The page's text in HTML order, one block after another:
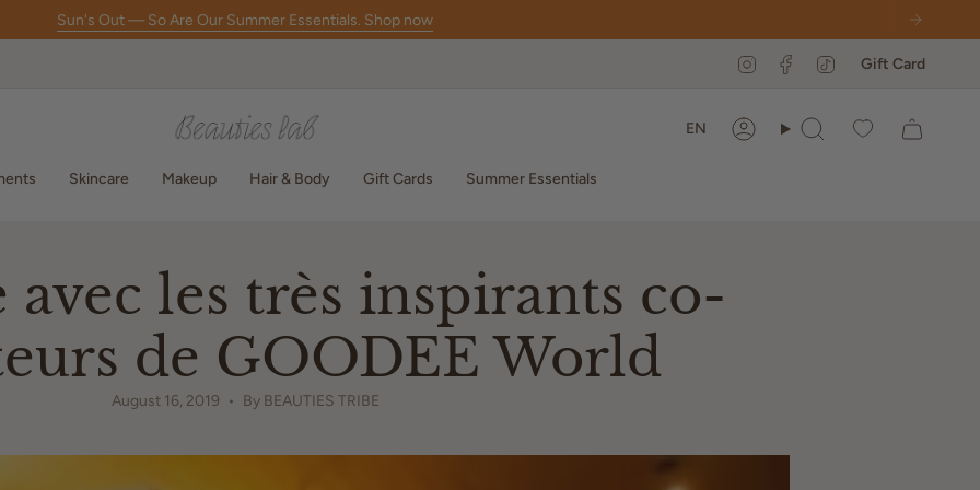
Sun's Out — So Are Our Summer Essentials. Shop now
InstagramFacebook
TikTok
Gift Card
Language
EN AccountSearch
Skincare Makeup Hair & Body Gift Cards Summer Essentials
avec les très inspirants co-
de GOODEE World
August 16, 2019 By BEAUTIES TRIBE